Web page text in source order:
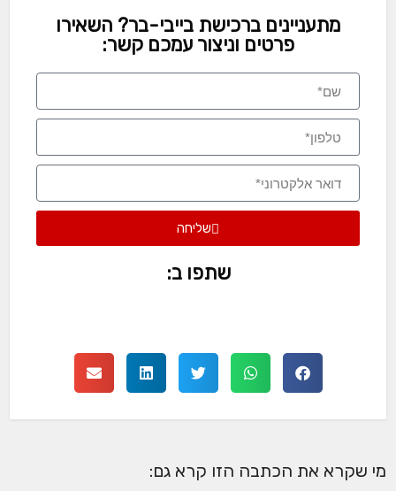
מתעניינים ברכישת בייבי-בר? השאירו
פרטים וניצור עמכם קשר:
שליחה
שתפו ב:
מי שקרא את הכתבה הזו קרא גם: